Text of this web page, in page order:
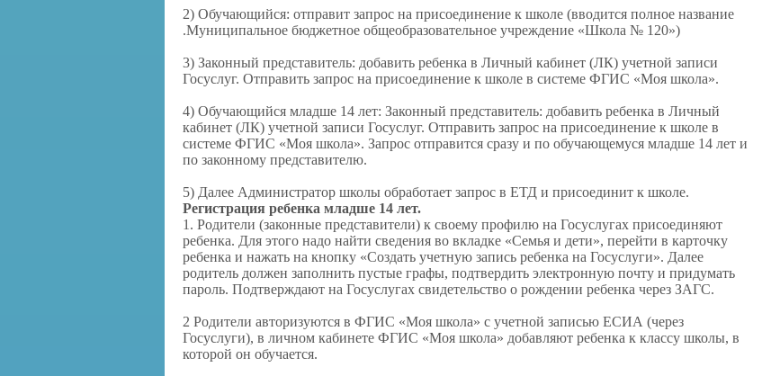
2) Обучающийся: отправит запрос на присоединение к школе (вводится полное название
.Муниципальное бюджетное общеобразовательное учреждение «Школа № 120»)
3) Законный представитель: добавить ребенка в Личный кабинет (ЛК) учетной записи
Госуслуг. Отправить запрос на присоединение к школе в системе ФГИС «Моя школа».
4) Обучающийся младше 14 лет: Законный представитель: добавить ребенка в Личный
кабинет (ЛК) учетной записи Госуслуг. Отправить запрос на присоединение к школе в
системе ФГИС «Моя школа». Запрос отправится сразу и по обучающемуся младше 14 лет и
по законному представителю.
5) Далее Администратор школы обработает запрос в ЕТД и присоединит к школе.
Регистрация ребенка младше 14 лет.
1. Родители (законные представители) к своему профилю на Госуслугах присоединяют
ребенка. Для этого надо найти сведения во вкладке «Семья и дети», перейти в карточку
ребенка и нажать на кнопку «Создать учетную запись ребенка на Госуслуги». Далее
родитель должен заполнить пустые графы, подтвердить электронную почту и придумать
пароль. Подтверждают на Госуслугах свидетельство о рождении ребенка через ЗАГС.
2 Родители авторизуются в ФГИС «Моя школа» с учетной записью ЕСИА (через
Госуслуги), в личном кабинете ФГИС «Моя школа» добавляют ребенка к классу школы, в
которой он обучается.